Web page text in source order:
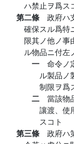
ハ禁止ヲ爲ス
第二條 政府ハ
確保スル爲特
限其ノ他ノ事
ル物品ニ付左
一 命令ノ
ル製品ノ
制限ヲ爲
二 當該物
讓渡、使
スコト
第三條 政府ハ